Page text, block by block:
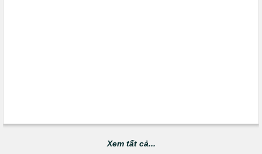
Xem tất cả...